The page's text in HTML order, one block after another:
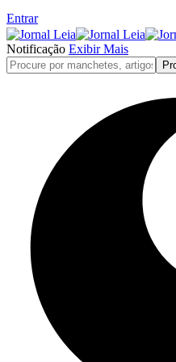
Entrar
Notificação Exibir Mais